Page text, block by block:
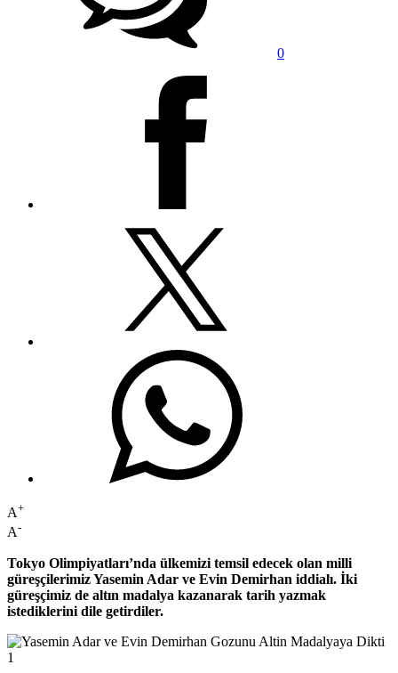
0
A+
A-
Tokyo Olimpiyatları’nda ülkemizi temsil edecek olan milli
güreşçilerimiz Yasemin Adar ve Evin Demirhan iddialı. İki
güreşçimiz de altın madalya kazanarak tarih yazmak
istediklerini dile getirdiler.